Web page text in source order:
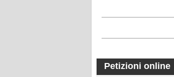
Petizioni online